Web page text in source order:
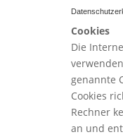
Cookies
Die
genannte
Cookies
Rechner
an und